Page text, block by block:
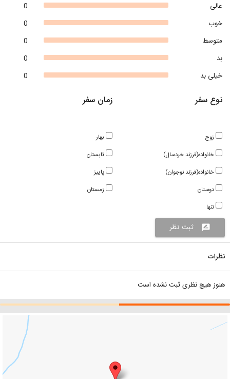
0
عالی
0
خوب
0
متوسط
0
بد
0
خیلی بد
زمان سفر
بهار
تابستان
پاییز
زمستان
نوع سفر
زوج
خانواده(فرزند خردسال)
خانواده(فرزند نوجوان)
دوستان
تنها
rate_review ثبت نظر
نظرات
هنوز هیچ نظری ثبت نشده است